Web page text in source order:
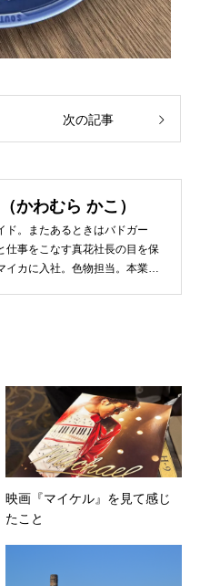
次の記事
かわむら かこ）
ド。またあるときはバドガー
仕事をこなす真花社長の目を保
イカに入社。色物担当。本業は
、総務的な社内整備を得意とす
ール：kako@office-mica.com
映画『マイケル』を見て感じ
たこと